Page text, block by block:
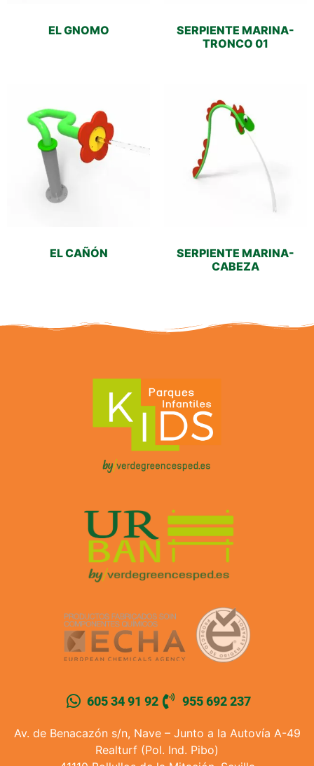
EL GNOMO
SERPIENTE MARINA-
TRONCO 01
EL CAÑÓN
SERPIENTE MARINA-
CABEZA
605 34 91 92 955 692 237
Av. de Benacazón s/n, Nave – Junto a la Autovía A-49
Realturf (Pol. Ind. Pibo)